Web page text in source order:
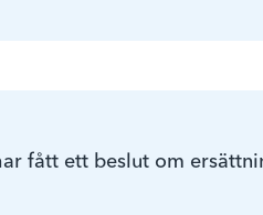
fått ett beslut om